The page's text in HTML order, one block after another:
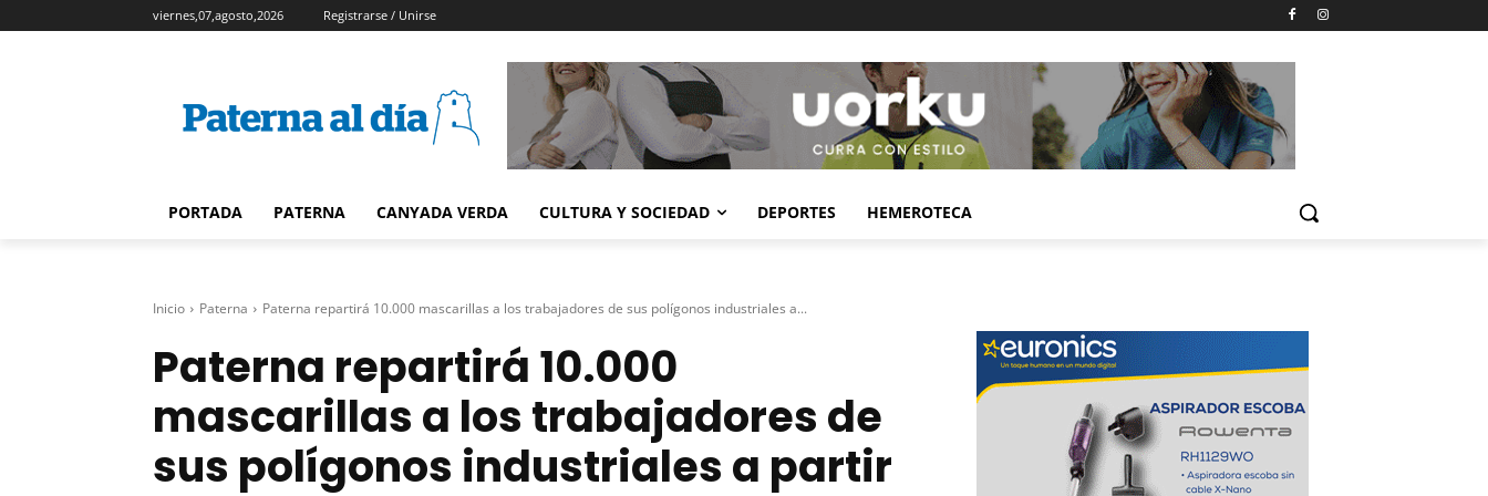
viernes,07,agosto,2026 Registrarse / Unirse
PORTADA PATERNA CANYADA VERDA CULTURA Y SOCIEDAD DEPORTES HEMEROTECA
Inicio Paterna Paterna repartirá 10.000 mascarillas a los trabajadores de sus polígonos industriales a...
Paterna repartirá 10.000
mascarillas a los trabajadores de
sus polígonos industriales a partir